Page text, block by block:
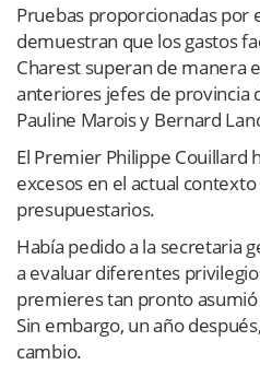
Pruebas proporcionadas por
demuestran que los gastos
Charest superan de manera
anteriores jefes de provincia
Pauline Marois y Bernard
El Premier Philippe Couillard
excesos en el actual
presupuestarios.
Había pedido a la secretaria
a evaluar diferentes
premieres tan pronto asumió
Sin embargo, un año
cambio.